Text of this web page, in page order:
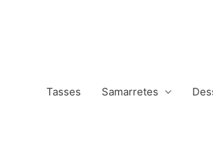
Tasses Samarretes